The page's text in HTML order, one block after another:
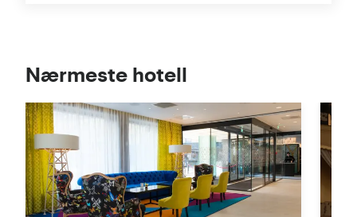
Se
kart
Nærmeste hotell